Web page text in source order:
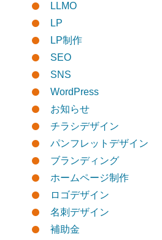
LLMO
LP
LP制作
SEO
SNS
WordPress
お知らせ
チラシデザイン
パンフレットデザイン
ブランディング
ホームページ制作
ロゴデザイン
名刺デザイン
補助金